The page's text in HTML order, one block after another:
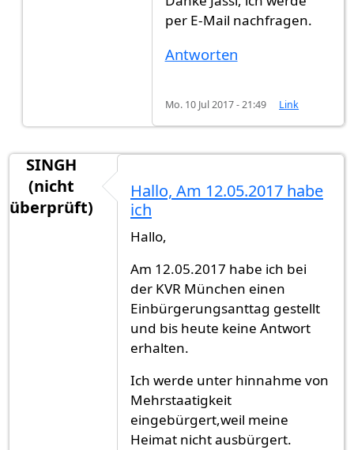
per E-Mail nachfragen.
Antworten
Mo. 10 Jul 2017 - 21:49 Link
SINGH
(nicht
überprüft)
Hallo, Am 12.05.2017 habe
ich
Hallo,
Am 12.05.2017 habe ich bei
der KVR München einen
Einbürgerungsanttag gestellt
und bis heute keine Antwort
erhalten.
Ich werde unter hinnahme von
Mehrstaatigkeit
eingebürgert,weil meine
Heimat nicht ausbürgert.